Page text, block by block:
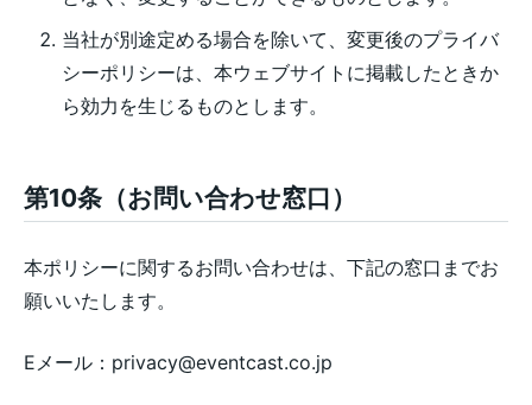
当社が別途定める場合を除いて、変更後のプライバ
シーポリシーは、本ウェブサイトに掲載したときか
ら効力を生じるものとします。
第10条（お問い合わせ窓口）
本ポリシーに関するお問い合わせは、下記の窓口までお
願いいたします。
Eメール：privacy@eventcast.co.jp